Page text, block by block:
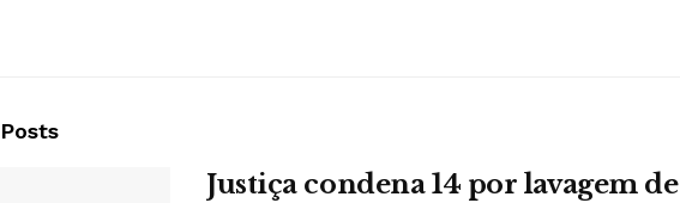
Posts
Justiça condena 14 por lavagem de